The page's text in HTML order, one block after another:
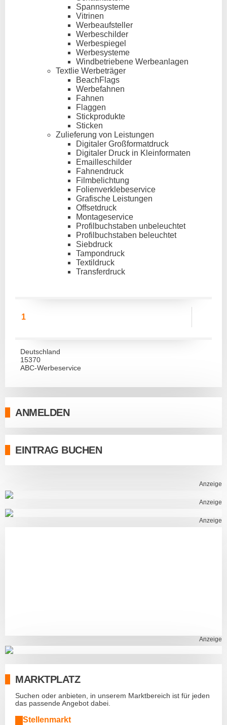
Anzeige
Anzeige
Anzeige
Anzeige
MARKTPLATZ
Suchen oder anbieten, in unserem Marktbereich ist für jeden
das passende Angebot dabei.
Stellenmarkt
Spannsysteme
Vitrinen
Werbeaufsteller
Werbeschilder
Werbespiegel
Werbesysteme
Windbetriebene Werbeanlagen
Textlie Werbeträger
BeachFlags
Werbefahnen
Fahnen
Flaggen
Stickprodukte
Sticken
Zulieferung von Leistungen
Digitaler Großformatdruck
Digitaler Druck in Kleinformaten
Emailleschilder
Fahnendruck
Filmbelichtung
Folienverklebeservice
Grafische Leistungen
Offsetdruck
Montageservice
Profilbuchstaben unbeleuchtet
Profilbuchstaben beleuchtet
Siebdruck
Tampondruck
Textildruck
Transferdruck
1
Deutschland
15370
ABC-Werbeservice
ANMELDEN
EINTRAG BUCHEN